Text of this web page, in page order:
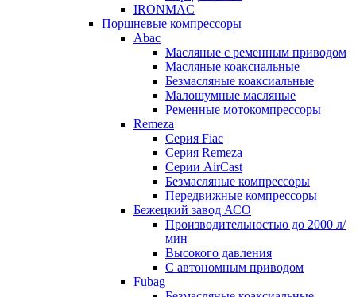
IRONMAC
Поршневые компрессоры
Abac
Масляные с ременным приводом
Маcляные коаксиальные
Безмаcляные коаксиальные
Малошумные масляные
Ременные мотокомпрессоры
Remeza
Серия Fiac
Серия Remeza
Серии AirCast
Безмасляные компрессоры
Передвижные компрессоры
Бежецкий завод АСО
Производительностью до 2000 л/
мин
Высокого давления
С автономным приводом
Fubag